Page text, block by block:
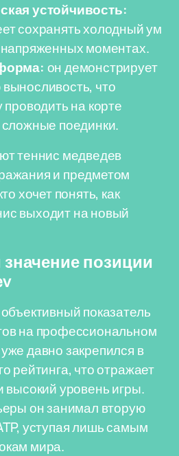
устойчивость:
сохранять холодный ум
моментах.
он демонстрирует
что
проводить на корте
поединки.
теннис медведев
и предметом
хочет понять, как
выходит на новый
значение позиции
показатель
на профессиональном
давно закрепился в
рейтинга, что отражает
высокий уровень игры.
он занимал вторую
уступая лишь самым
мира.